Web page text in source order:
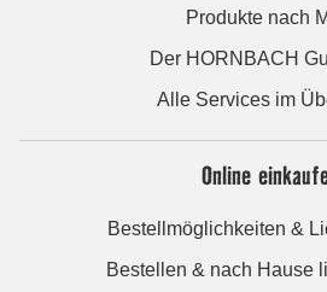
Produkte nach
Der HORNBACH
Alle Services im
Online
Bestellmöglichkeiten &
Bestellen & nach Hause